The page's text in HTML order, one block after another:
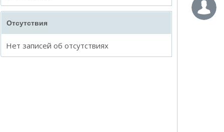
Отсутствия
Нет записей об отсутствиях